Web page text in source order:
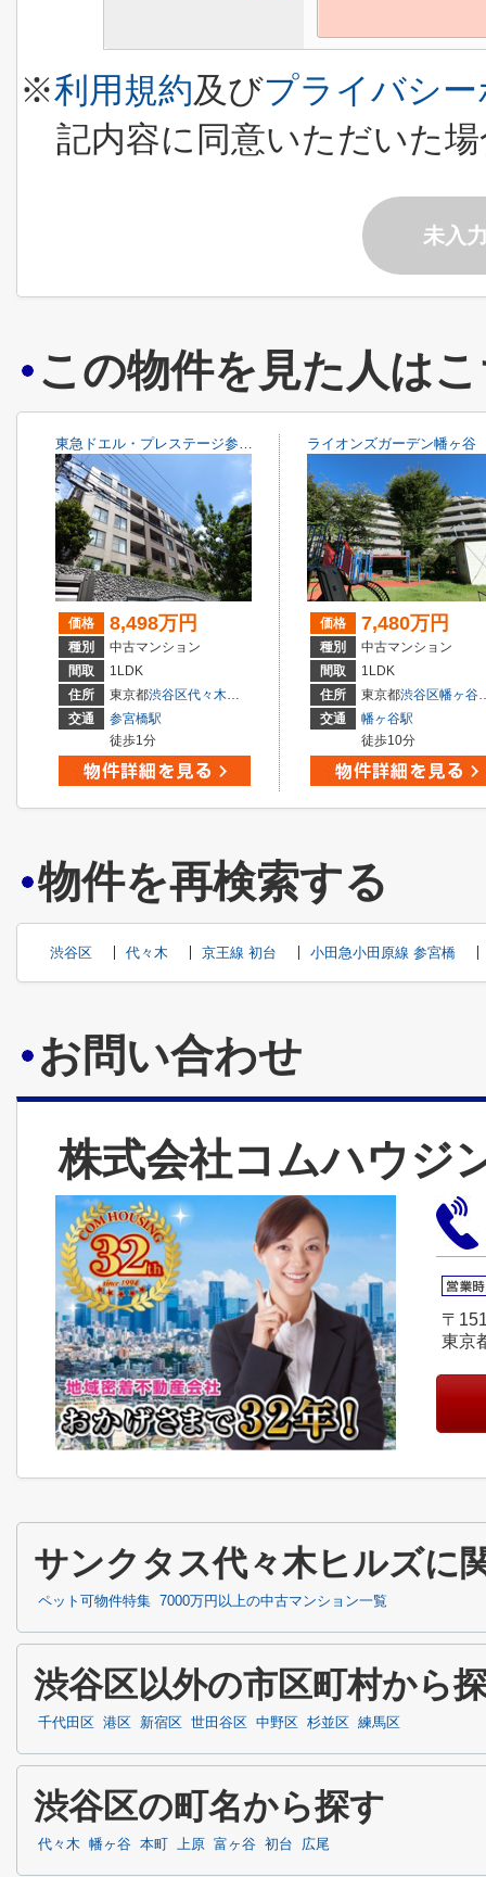
※利用規約及びプライバシ
記内容に同意いただいた
未入
この物件を見た人は
東急ドエル・プレステージ参宮橋
価格 8,498万円
種別
中古マンション
間取
1LDK
住所
東京都渋谷区代々木４丁目
交通
参宮橋駅
徒歩1分
ライオンズガーデン幡ヶ谷
価格 7,480万円
種別
中古マンション
間取
1LDK
住所
東京都渋谷区幡ヶ谷
交通
幡ヶ谷駅
徒歩10分
物件を再検索する
渋谷区 代々木 京王線 初台 小田急小田原線 参宮橋
お問い合わせ
株式会社コムハウジ
〒
東京
サンクタス代々木ヒルズに
ペット可物件特集 7000万円以上の中古マンション一覧
渋谷区以外の市区町村から
千代田区 港区 新宿区 世田谷区 中野区 杉並区 練馬区
渋谷区の町名から探す
代々木 幡ヶ谷 本町 上原 富ヶ谷 初台 広尾